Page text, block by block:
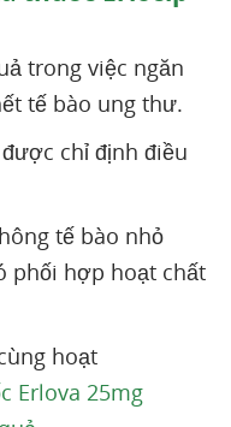
trong việc ngăn
tế bào ung thư.
được chỉ định điều
tế bào nhỏ
phối hợp hoạt chất
hoạt
Erlova 25mg